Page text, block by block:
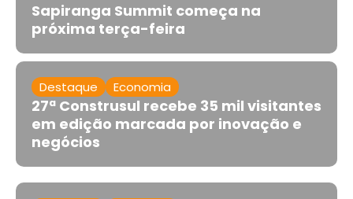
Sapiranga Summit começa na
próxima terça-feira
Destaque Economia
27ª Construsul recebe 35 mil visitantes
em edição marcada por inovação e
negócios